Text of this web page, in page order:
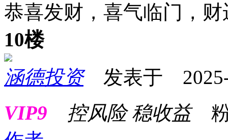
恭喜发财，喜气临门，
10楼
涵德投资发表于 2025-
VIP9
控风险 稳收益